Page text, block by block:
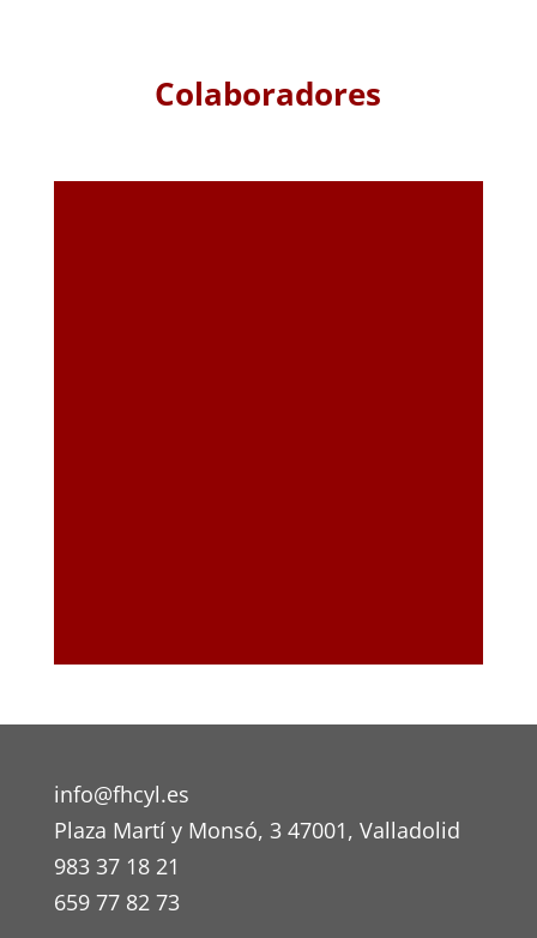
Colaboradores
info@fhcyl.es
Plaza Martí y Monsó, 3 47001, Valladolid
983 37 18 21
659 77 82 73